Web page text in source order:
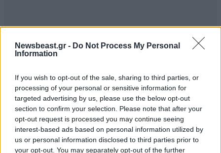
Newsbeast.gr - Do Not Process My Personal
Information
If you wish to opt-out of the sale, sharing to third parties, or
processing of your personal or sensitive information for
targeted advertising by us, please use the below opt-out
section to confirm your selection. Please note that after your
opt-out request is processed you may continue seeing
interest-based ads based on personal information utilized by
us or personal information disclosed to third parties prior to
your opt-out. You may separately opt-out of the further